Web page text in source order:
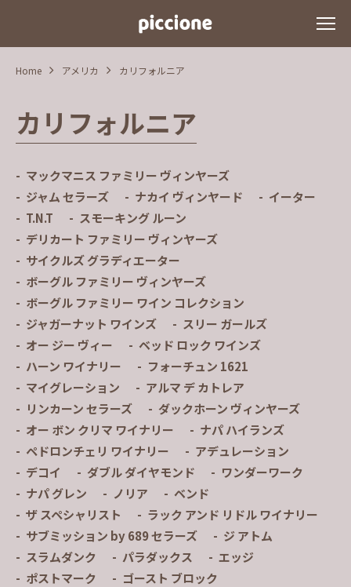
Home アメリカ カリフォルニア
カリフォルニア
マックマニス ファミリー ヴィンヤーズ
ジャム セラーズ
ナカイ ヴィンヤード
イーター
T.N.T
スモーキング ルーン
デリカート ファミリー ヴィンヤーズ
サイクルズ グラディエーター
ボーグル ファミリー ヴィンヤーズ
ボーグル ファミリー ワイン コレクション
ジャガーナット ワインズ
スリー ガールズ
オー ジー ヴィー
ベッド ロック ワインズ
ハーン ワイナリー
フォーチュン 1621
マイグレーション
アルマ デ カトレア
リンカーン セラーズ
ダックホーン ヴィンヤーズ
オー ボン クリマ ワイナリー
ナパ ハイランズ
ペドロンチェリ ワイナリー
アデュレーション
デコイ
ダブル ダイヤモンド
ワンダーワーク
ナパ グレン
ノリア
ベンド
ザ スペシャリスト
ラック アンド リドル ワイナリー
サブミッション by 689 セラーズ
ジ アトム
スラムダンク
パラダックス
エッジ
ポストマーク
ゴースト ブロック